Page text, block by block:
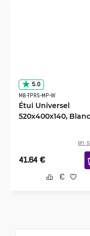
5.0
MB-TPR5-MP-W
Étui Universel
520x400x140, Blanc
en
41.64 €